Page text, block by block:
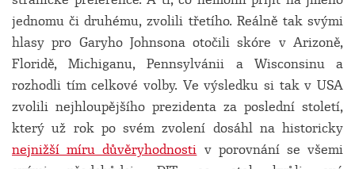
jednomu či druhému, zvolili třetího. Reálně tak svými
hlasy pro Garyho Johnsona otočili skóre v Arizoně,
Floridě, Michiganu, Pennsylvánii a Wisconsinu a
rozhodli tím celkové volby. Ve výsledku si tak v USA
zvolili nejhloupějšího prezidenta za poslední století,
který už rok po svém zvolení dosáhl na historicky
nejnižší míru důvěryhodnosti v porovnání se všemi